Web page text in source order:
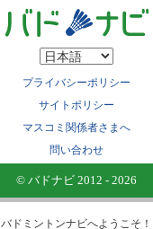
プライバシーポリシー
サイトポリシー
マスコミ関係者さまへ
問い合わせ
© バドナビ 2012 - 2026
バドミントンナビへようこそ！